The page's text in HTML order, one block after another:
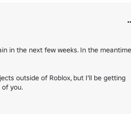
in the next few weeks. In the
outside of Roblox, but I'll be getting
of you.